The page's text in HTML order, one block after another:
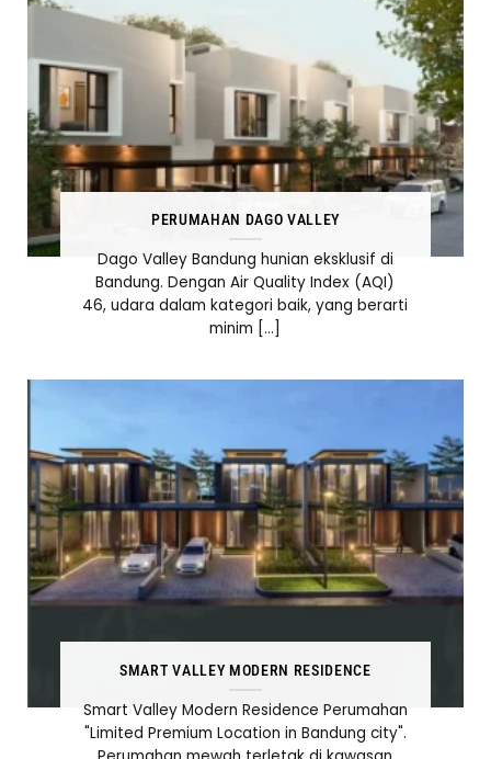
PERUMAHAN DAGO VALLEY
Dago Valley Bandung hunian eksklusif di
Bandung. Dengan Air Quality Index (AQI)
46, udara dalam kategori baik, yang berarti
minim [...]
SMART VALLEY MODERN RESIDENCE
Smart Valley Modern Residence Perumahan
"Limited Premium Location in Bandung city".